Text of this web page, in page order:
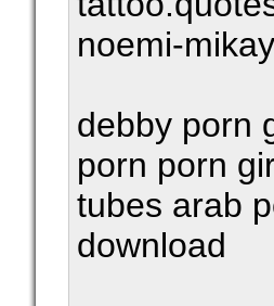
noemi-
debby porn
porn porn
tubes arab
download